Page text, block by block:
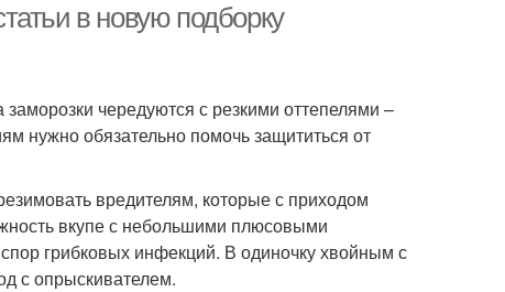
в новую подборку
чередуются с резкими оттепелями –
нужно обязательно помочь защититься от
вредителям, которые с приходом
вкупе с небольшими плюсовыми
грибковых инфекций. В одиночку хвойным с
с опрыскивателем.